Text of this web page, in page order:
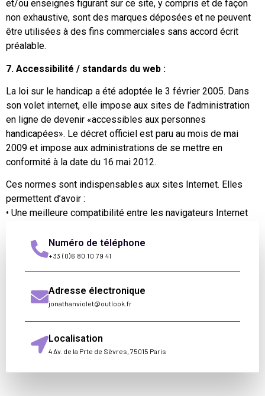
et/ou enseignes figurant sur ce site, y compris et de façon
non exhaustive, sont des marques déposées et ne peuvent
être utilisées à des fins commerciales sans accord écrit
préalable.
7. Accessibilité / standards du web :
La loi sur le handicap a été adoptée le 3 février 2005. Dans
son volet internet, elle impose aux sites de l’administration
en ligne de devenir «accessibles aux personnes
handicapées». Le décret officiel est paru au mois de mai
2009 et impose aux administrations de se mettre en
conformité à la date du 16 mai 2012.
Ces normes sont indispensables aux sites Internet. Elles
permettent d’avoir :
• Une meilleure compatibilité entre les navigateurs Internet
techniques des personnes handicapées. Une erreur dans le
code peut entrainer une lisibilité partielle de la page par ces
logiciels.
Numéro de téléphone
+33 (0)6 80 10 79 41
Adresse électronique
jonathanviolet@outlook.fr
Localisation
4 Av. de la Prte de Sèvres, 75015 Paris